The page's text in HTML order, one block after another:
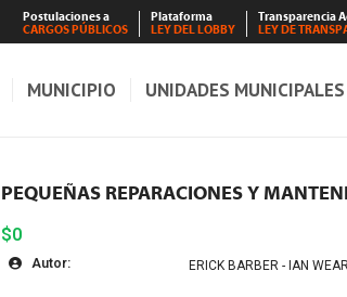
Postulaciones a
CARGOS PÚBLICOS
Plataforma
LEY DEL LOBBY
Transparencia
LEY DE
MUNICIPIO UNIDADES MUNICIPALES
PEQUEÑAS REPARACIONES Y
$0
Autor: ERICK BARBER - IAN